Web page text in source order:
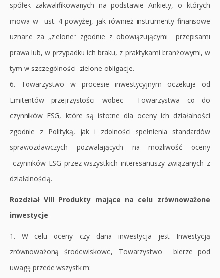
spółek zakwalifikowanych na podstawie Ankiety, o których
mowa w ust. 4 powyżej, jak również instrumenty finansowe
uznane za „zielone” zgodnie z obowiązującymi przepisami
prawa lub, w przypadku ich braku, z praktykami branżowymi, w
tym w szczególności zielone obligacje.
6. Towarzystwo w procesie inwestycyjnym oczekuje od
Emitentów przejrzystości wobec Towarzystwa co do
czynników ESG, które są istotne dla oceny ich działalności
zgodnie z Polityką, jak i zdolności spełnienia standardów
sprawozdawczych pozwalających na możliwość oceny
czynników ESG przez wszystkich interesariuszy związanych z
działalnością.
Rozdział VIII Produkty mające na celu zrównoważone
inwestycje
1. W celu oceny czy dana inwestycja jest Inwestycją
zrównoważoną środowiskowo, Towarzystwo bierze pod
uwagę przede wszystkim: